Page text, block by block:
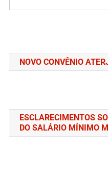
NOVO CONVÊNIO
ESCLARECIMENTOS
DO SALÁRIO MÍNIMO